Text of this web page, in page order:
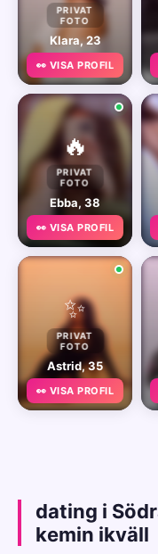
PRIVAT
FOTO
Klara, 23
👀 VISA PROFIL
🔥
PRIVAT
FOTO
Ebba, 38
👀 VISA PROFIL
✨
PRIVAT
FOTO
Astrid, 35
👀 VISA PROFIL
dating i
kemin ikväll